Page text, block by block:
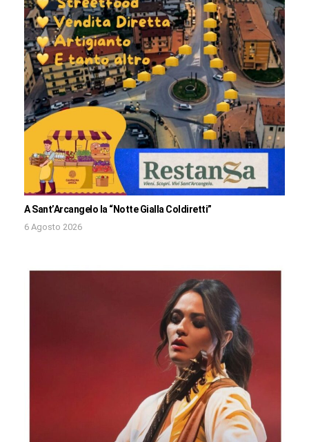
A Sant’Arcangelo la “Notte Gialla Coldiretti”
6 Agosto 2026